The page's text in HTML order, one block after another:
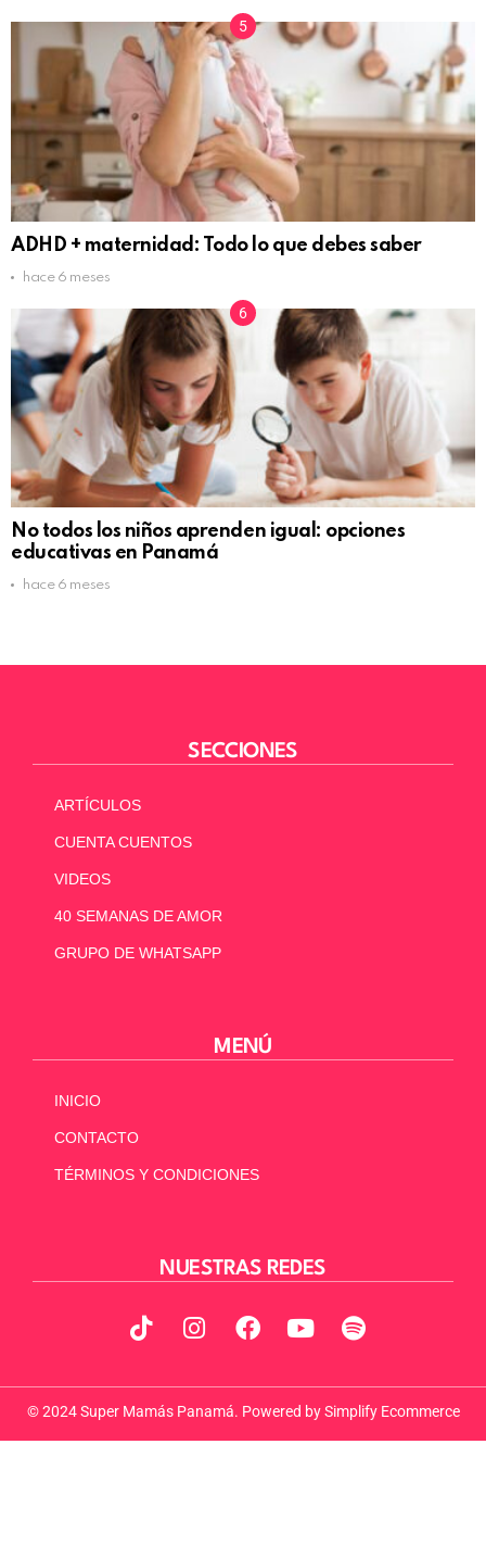
ADHD + maternidad: Todo lo que debes saber
hace 6 meses
No todos los niños aprenden igual: opciones
educativas en Panamá
hace 6 meses
SECCIONES
ARTÍCULOS
CUENTA CUENTOS
VIDEOS
40 SEMANAS DE AMOR
GRUPO DE WHATSAPP
MENÚ
INICIO
CONTACTO
TÉRMINOS Y CONDICIONES
NUESTRAS REDES
© 2024 Super Mamás Panamá. Powered by Simplify Ecommerce